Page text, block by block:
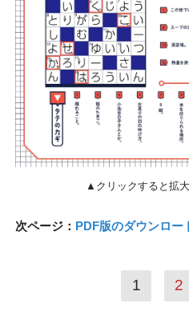
▲クリックすると拡
次ページ： PDF版のダウンロー
1 2